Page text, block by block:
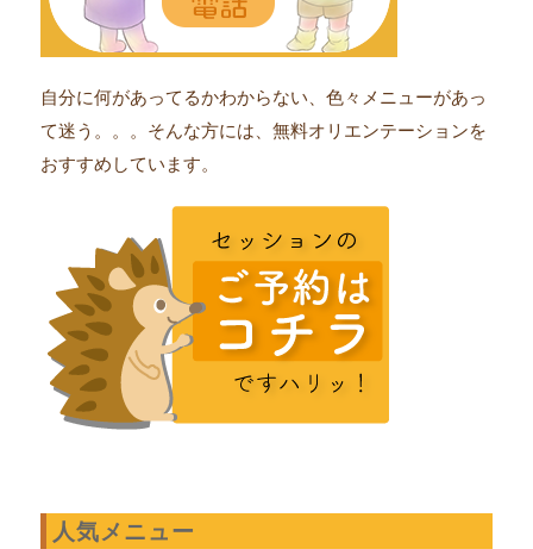
自分に何があってるかわからない、色々メニューがあっ
て迷う。。。そんな方には、無料オリエンテーションを
おすすめしています。
人気メニュー